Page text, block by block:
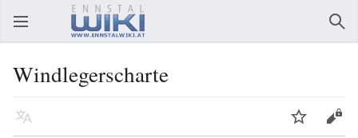
Hauptmenü öffnen
Windlegerscharte
Sprache Beobachten
Bearbeiten